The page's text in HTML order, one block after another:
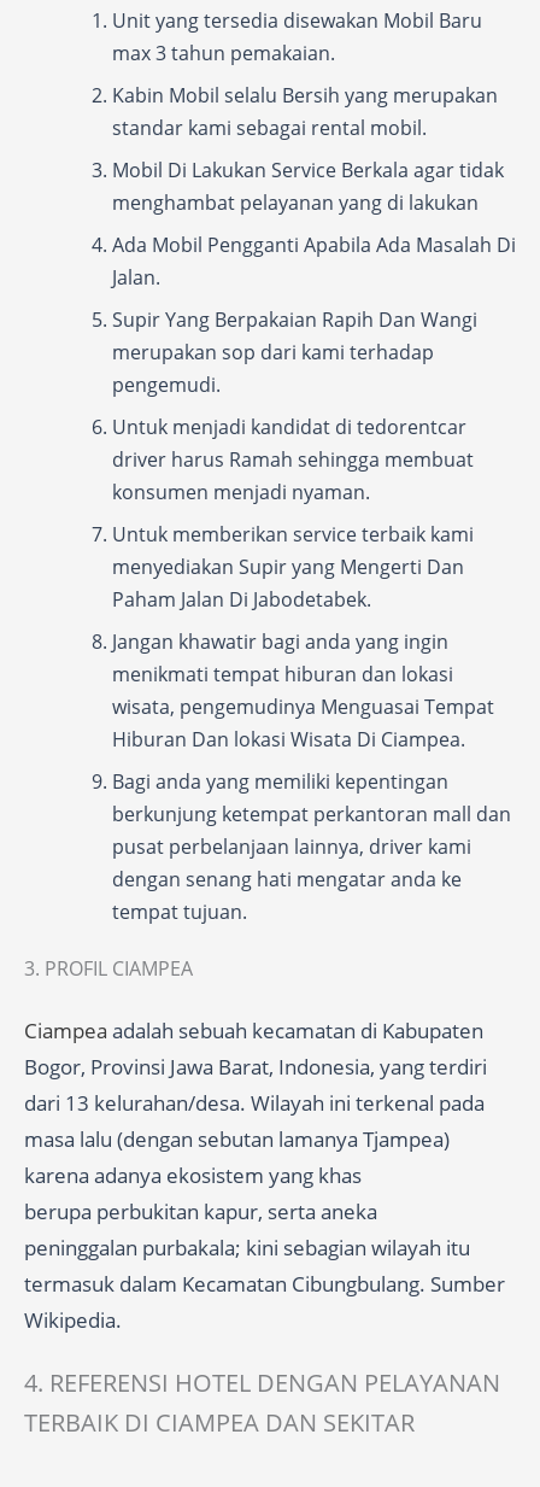
Unit yang tersedia disewakan Mobil Baru
max 3 tahun pemakaian.
Kabin Mobil selalu Bersih yang merupakan
standar kami sebagai rental mobil.
Mobil Di Lakukan Service Berkala agar tidak
menghambat pelayanan yang di lakukan
Ada Mobil Pengganti Apabila Ada Masalah Di
Jalan.
Supir Yang Berpakaian Rapih Dan Wangi
merupakan sop dari kami terhadap
pengemudi.
Untuk menjadi kandidat di tedorentcar
driver harus Ramah sehingga membuat
konsumen menjadi nyaman.
Untuk memberikan service terbaik kami
menyediakan Supir yang Mengerti Dan
Paham Jalan Di Jabodetabek.
Jangan khawatir bagi anda yang ingin
menikmati tempat hiburan dan lokasi
wisata, pengemudinya Menguasai Tempat
Hiburan Dan lokasi Wisata Di Ciampea.
Bagi anda yang memiliki kepentingan
berkunjung ketempat perkantoran mall dan
pusat perbelanjaan lainnya, driver kami
dengan senang hati mengatar anda ke
tempat tujuan.
3. PROFIL CIAMPEA
Ciampea adalah sebuah kecamatan di Kabupaten
Bogor, Provinsi Jawa Barat, Indonesia, yang terdiri
dari 13 kelurahan/desa. Wilayah ini terkenal pada
masa lalu (dengan sebutan lamanya Tjampea)
karena adanya ekosistem yang khas
berupa perbukitan kapur, serta aneka
peninggalan purbakala; kini sebagian wilayah itu
termasuk dalam Kecamatan Cibungbulang. Sumber
Wikipedia.
4. REFERENSI HOTEL DENGAN PELAYANAN
TERBAIK DI CIAMPEA DAN SEKITAR